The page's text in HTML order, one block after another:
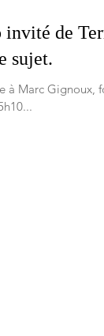
de
sujet.
à Marc Gignoux,